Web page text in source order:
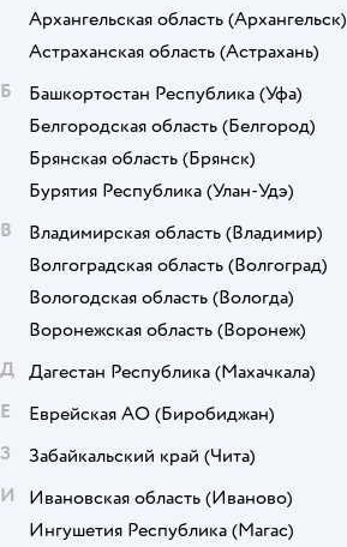
Архангельская область (Архангельск)
Астраханская область (Астрахань)
Б
Башкортостан Республика (Уфа)
Белгородская область (Белгород)
Брянская область (Брянск)
Бурятия Республика (Улан-Удэ)
В
Владимирская область (Владимир)
Волгоградская область (Волгоград)
Вологодская область (Вологда)
Воронежская область (Воронеж)
Д Дагестан Республика (Махачкала)
Е
Еврейская АО (Биробиджан)
З
Забайкальский край (Чита)
И
Ивановская область (Иваново)
Ингушетия Республика (Магас)